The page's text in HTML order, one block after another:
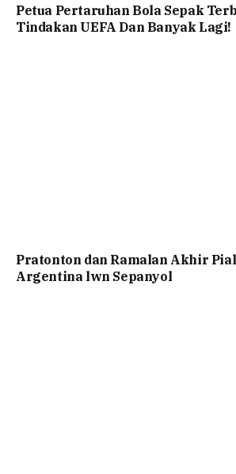
Petua Pertaruhan Bola Sepak
Tindakan UEFA Dan Banyak Lagi!
Pratonton dan Ramalan Akhir
Argentina lwn Sepanyol